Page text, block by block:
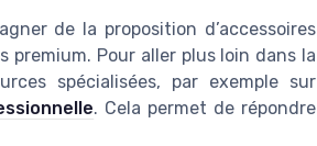
de la proposition d’accessoires
premium. Pour aller plus loin dans la
spécialisées, par exemple sur
. Cela permet de répondre